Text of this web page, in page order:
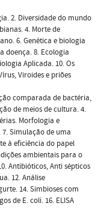
2. Diversidade do mundo
4. Morte de
6. Genética e biologia
doença. 8. Ecologia
Aplicada. 10. Os
Viroides e priões
comparada de bactéria,
de meios de cultura. 4.
Morfologia e
Simulação de uma
à eficiência do papel
ambientais para o
Antibióticos, Anti sépticos
12. Análise
14. Simbioses com
de E. coli. 16. ELISA